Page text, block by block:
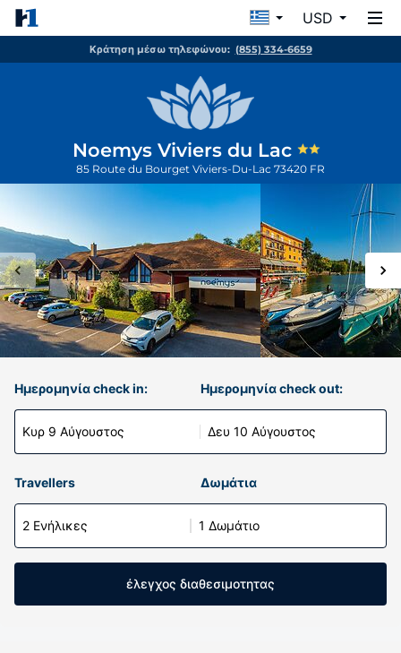
USD
Κράτηση μέσω τηλεφώνου: (855) 334-6659
Noemys Viviers du Lac
85 Route du Bourget Viviers-Du-Lac 73420 FR
Ημερομηνία check in:
Κυρ 9 Αύγουστος
Ημερομηνία check out:
Δευ 10 Αύγουστος
Travellers Δωμάτια
2 Ενήλικες 1 Δωμάτιο
έλεγχος διαθεσιμοτητας